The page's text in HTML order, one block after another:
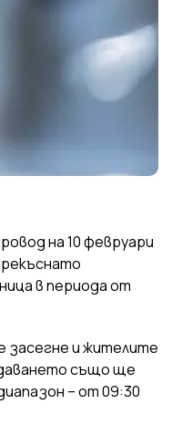
на 10 февруари
в периода от
засегне и жителите
също ще
– от 09:30